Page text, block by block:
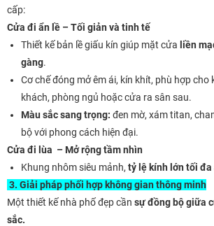
cấp:
Cửa đi ẩn lề – Tối giản và tinh tế
Thiết kế bản lề giấu kín giúp mặt cửa liền
gàng.
Cơ chế đóng mở êm ái, kín khít, phù hợp cho
khách, phòng ngủ hoặc cửa ra sân sau.
Màu sắc sang trọng: đen mờ, xám titan,
bộ với phong cách hiện đại.
Cửa đi lùa – Mở rộng tầm nhìn
Khung nhôm siêu mảnh, tỷ lệ kính lớn tối
3. Giải pháp phối hợp không gian thông minh
Một thiết kế nhà phố đẹp cần sự đồng bộ giữa
sắc.